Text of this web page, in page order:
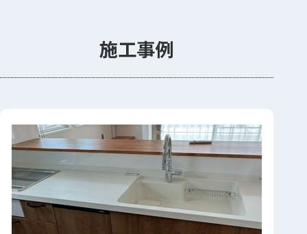
施工事例